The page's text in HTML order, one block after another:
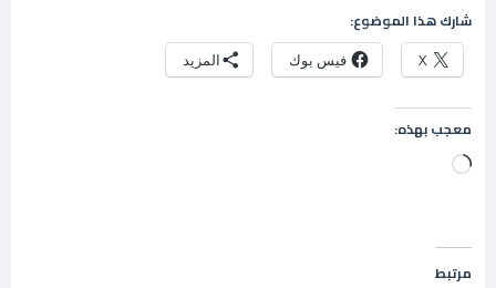
شارك هذا الموضوع:
X فيس بوك المزيد
معجب بهذه:
جاري
مرتبط